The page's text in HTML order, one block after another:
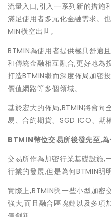
流量入口,引入一系列新的措施
滿足使用者多元化金融需求。
MIN橫空出世。
BTMIN為使用者提供極具舒適
和傳統金融相互融合,更好地為
打造BTMIN繼而深度佈局加密
價值網路等多個領域。
基於宏大的佈局,BTMIN將會向
易、合約期貨、SGD ICO、期
BTMIN幣位交易所後發先至,
交易所作為加密行業基礎設施,
行業的發展,但是為何BTMIN明
實際上,BTMIN與一些小型加密
強大,而且融合區塊鏈以及多項